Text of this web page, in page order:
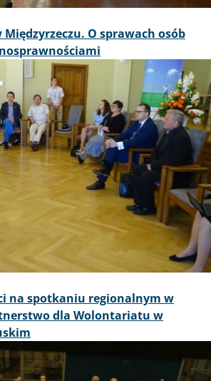
O sprawach osób
na spotkaniu regionalnym w
dla Wolontariatu w